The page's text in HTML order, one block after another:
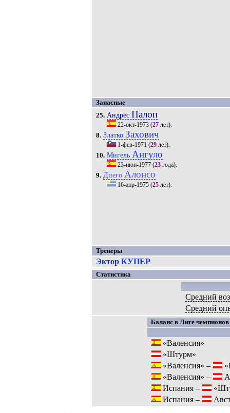
Запасные
25. Андрес Палоп
22-окт-1973(27лет).
8. Златко Захович
1-фев-1971 (29лет).
10. Мигель Ангуло
23-июн-1977(23года).
9. Диего Алонсо
16-апр-1975(25лет).
Тренеры
Эктор КУПЕР
Статистика
Средний
Средний
Баланс в Лиге чемпионов
«Валенсия»
«Штурм»
«Валенсия» –
«Валенсия» –
Испания –
Испания –